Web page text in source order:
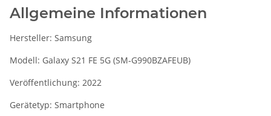
Allgemeine Informationen
Hersteller: Samsung
Modell: Galaxy S21 FE 5G (SM‑G990BZAFEUB)
Veröffentlichung: 2022
Gerätetyp: Smartphone